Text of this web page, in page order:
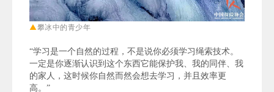
▲攀冰中的青少年
“学习是一个自然的过程，不是说你必须学习绳索技术。
一定是你逐渐认识到这个东西它能保护我、我的同伴、我
的家人，这时候你自然而然会想去学习，并且效率更
高。 ”